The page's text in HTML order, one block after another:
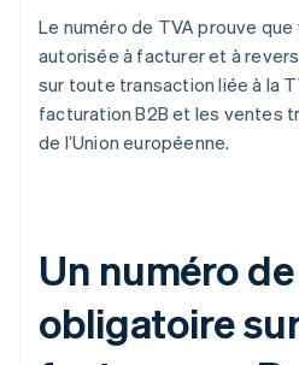
Le numéro de TVA prouve
autorisée à facturer et à
sur toute transaction liée à la
facturation B2B et les ventes
de l’Union européenne.
Un numéro
obligatoire